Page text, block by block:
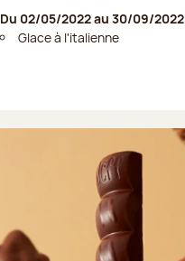
Du 02/05/2022 au 30/09/2022
Glace à l'italienne